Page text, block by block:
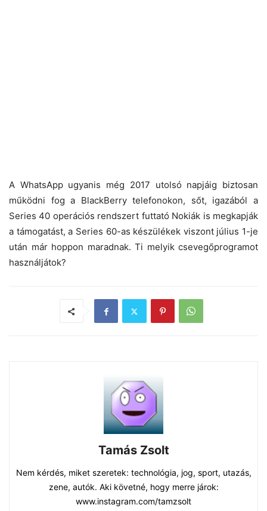
A WhatsApp ugyanis még 2017 utolsó napjáig biztosan
működni fog a BlackBerry telefonokon, sőt, igazából a
Series 40 operációs rendszert futtató Nokiák is megkapják
a támogatást, a Series 60-as készülékek viszont július 1-je
után már hoppon maradnak. Ti melyik csevegőprogramot
használjátok?
Tamás Zsolt
Nem kérdés, miket szeretek: technológia, jog, sport, utazás,
zene, autók. Aki követné, hogy merre járok:
www.instagram.com/tamzsolt